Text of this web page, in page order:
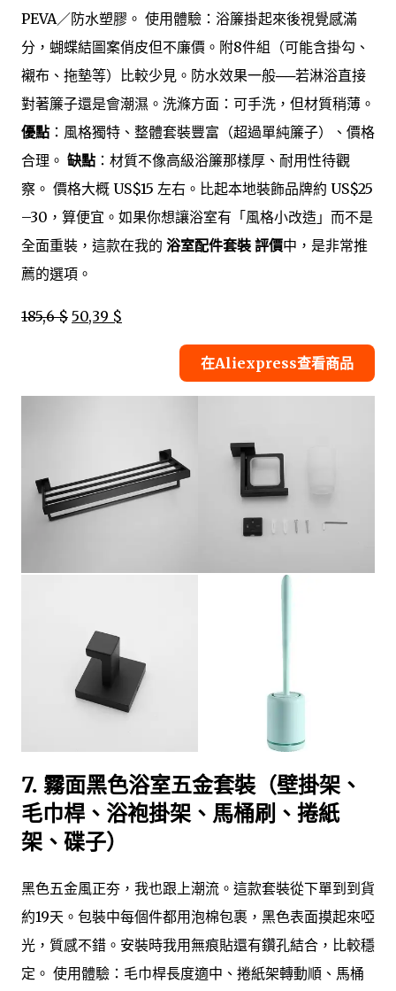
PEVA／防水塑膠。 使用體驗：浴簾掛起來後視覺感滿
分，蝴蝶結圖案俏皮但不廉價。附8件組（可能含掛勾、
襯布、拖墊等）比較少見。防水效果一般──若淋浴直接
對著簾子還是會潮濕。洗滌方面：可手洗，但材質稍薄。
優點 ：風格獨特、整體套裝豐富（超過單純簾子）、價格
合理。 缺點 ：材質不像高級浴簾那樣厚、耐用性待觀
察。 價格大概 US$15 左右。比起本地裝飾品牌約 US$25
–30，算便宜。如果你想讓浴室有「風格小改造」而不是
全面重裝，這款在我的 浴室配件套裝 評價中，是非常推
薦的選項。
185,6 $ 50,39 $
在Aliexpress查看商品
7. 霧面黑色浴室五金套裝（壁掛架、
毛巾桿、浴袍掛架、馬桶刷、捲紙
架、碟子）
黑色五金風正夯，我也跟上潮流。這款套裝從下單到到貨
約19天。包裝中每個件都用泡棉包裹，黑色表面摸起來啞
光，質感不錯。安裝時我用無痕貼還有鑽孔結合，比較穩
定。 使用體驗：毛巾桿長度適中、捲紙架轉動順、馬桶